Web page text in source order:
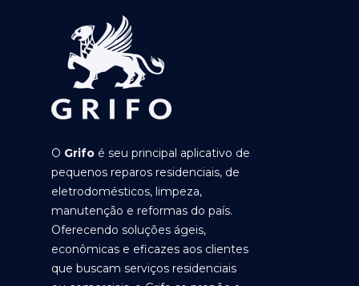
O Grifo é seu principal aplicativo de
pequenos reparos residenciais, de
eletrodomésticos, limpeza,
manutenção e reformas do país.
Oferecendo soluções ágeis,
econômicas e eficazes aos clientes
que buscam serviços residenciais